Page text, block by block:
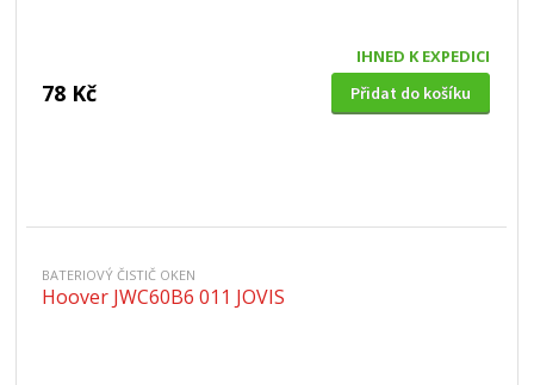
IHNED K EXPEDICI
78 Kč Přidat do košíku
BATERIOVÝ ČISTIČ OKEN
Hoover JWC60B6 011 JOVIS